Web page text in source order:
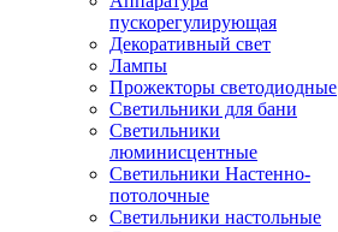
пускорегулирующая
Декоративный свет
Лампы
Прожекторы светодиодные
Светильники для бани
Светильники
люминисцентные
Светильники Настенно-
потолочные
Светильники настольные